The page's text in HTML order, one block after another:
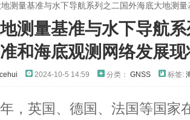
测量基准与水下导航系列之二国外海底大地测
测量基准与水下导航
和海底观测网络发展
2024-10-5 14:59 分类： GNSS 标签:
，英国、德国、法国等国家